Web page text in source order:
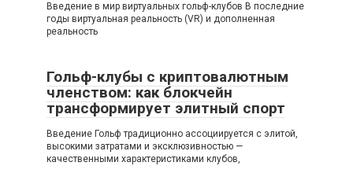
Введение в мир виртуальных гольф-клубов В последние
годы виртуальная реальность (VR) и дополненная
реальность
Гольф-клубы с криптовалютным
членством: как блокчейн
трансформирует элитный спорт
Введение Гольф традиционно ассоциируется с элитой,
высокими затратами и эксклюзивностью —
качественными характеристиками клубов,